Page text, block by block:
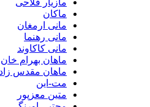
مازیار فلاحی
مانی ارمغان
مانی رهنما
مانی کاکاوند
ماهان بهرام خان
ماهان مقدس زاده
مت-این
متین معزپور